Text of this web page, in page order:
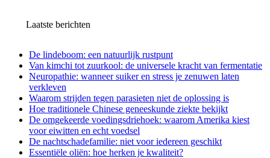
Laatste berichten
De lindeboom: een natuurlijk rustpunt
Van kimchi tot zuurkool: de universele kracht van fermentatie
Neuropathie: wanneer suiker en stress je zenuwen laten
verkleven
Waarom strijden tegen parasieten niet de oplossing is
Hoe traditionele Chinese geneeskunde ziekte bekijkt
De omgekeerde voedingsdriehoek: waarom Amerika kiest
voor eiwitten en echt voedsel
De nachtschadefamilie: niet voor iedereen geschikt
Essentiële oliën: hoe herken je kwaliteit?